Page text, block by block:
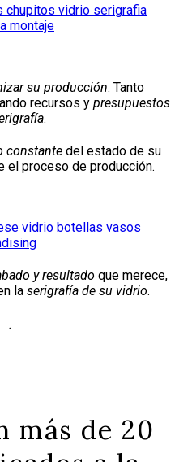
su producción. Tanto
recursos y presupuestos
.
constantedel estado de su
el proceso de producción.
y resultado que merece,
la serigrafía de su vidrio.
.
más de 20